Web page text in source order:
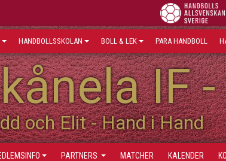
HANDBOLLSSKOLAN BOLL & LEK PARA HANDBOLL
IF
och Elit - Hand i Hand
PARTNERS MATCHER KALENDER